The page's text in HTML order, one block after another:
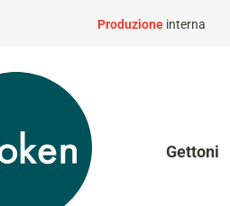
Produzioneinterna
Gettoni